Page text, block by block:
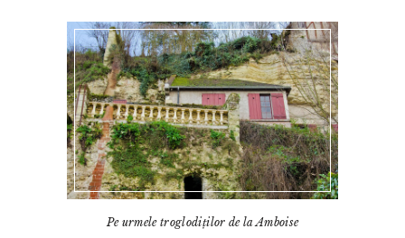
Pe urmele troglodiţilor de la Amboise